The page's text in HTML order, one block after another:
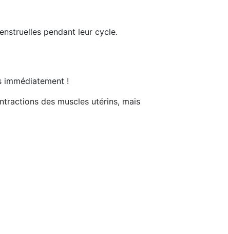
pendant leur cycle.
immédiatement !
des muscles utérins, mais